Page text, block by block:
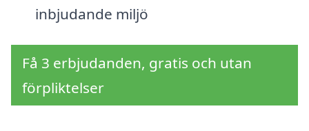
inbjudande miljö
Få 3 erbjudanden, gratis och utan
förpliktelser